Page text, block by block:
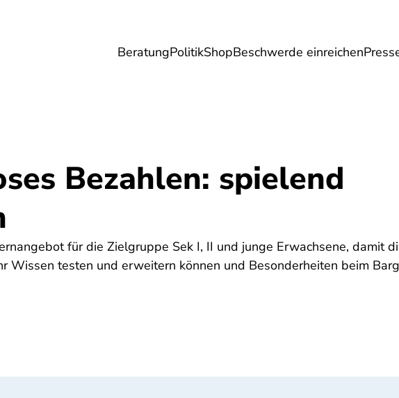
BeratungPolitikShopBeschwerde einreichen
Gesundheit Energie Reise
Bezahlen: spielend
für die Zielgruppe Sek I, II und junge Erwachsene, damit
Wissen testen und erweitern können und Besonderheiten beim